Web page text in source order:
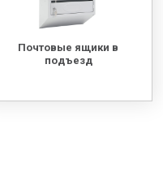
Почтовые ящики в
подъезд